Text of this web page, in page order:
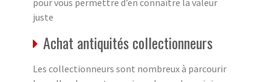
juste
Achat antiquités collectionneurs
Les collectionneurs sont nombreux à parcourir